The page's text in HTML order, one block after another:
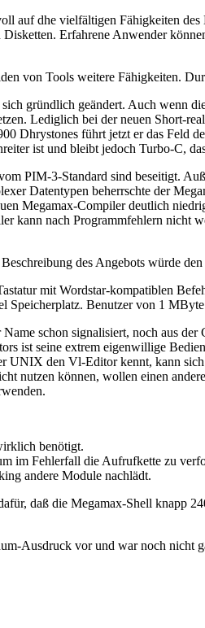
auf dhe vielfältigen Fähigkeiten
Erfahrene Anwender
von Tools weitere Fähigkeiten.
gründlich geändert. Auch wenn
Lediglich bei der neuen
Dhrystones führt jetzt er das
ist und bleibt jedoch Turbo-C,
PIM-3-Standard sind beseitigt.
Datentypen beherrschte der
Megamax-Compiler deutlich
kann nach Programmfehlern nicht
des Angebots würde
mit Wordstar-kompatiblen
Benutzer von 1
schon signalisiert, noch aus
ist seine extrem eigenwillige
den Vl-Editor kennt, kann
nutzen können, wollen einen
benötigt.
im Fehlerfall die Aufrufkette zu
andere Module nachlädt.
daß die Megamax-Shell knapp
Ausdruck vor und war noch